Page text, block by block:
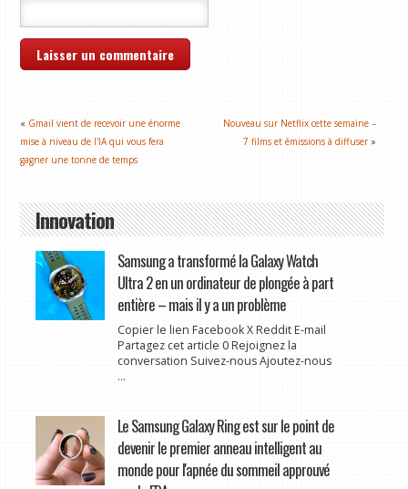
« Gmail vient de recevoir une énorme
mise à niveau de l'IA qui vous fera
gagner une tonne de temps
Nouveau sur Netflix cette semaine –
7 films et émissions à diffuser »
Innovation
Samsung a transformé la Galaxy Watch
Ultra 2 en un ordinateur de plongée à part
entière – mais il y a un problème
Copier le lien Facebook X Reddit E-mail
Partagez cet article 0 Rejoignez la
conversation Suivez-nous Ajoutez-nous
...
Le Samsung Galaxy Ring est sur le point de
devenir le premier anneau intelligent au
monde pour l'apnée du sommeil approuvé